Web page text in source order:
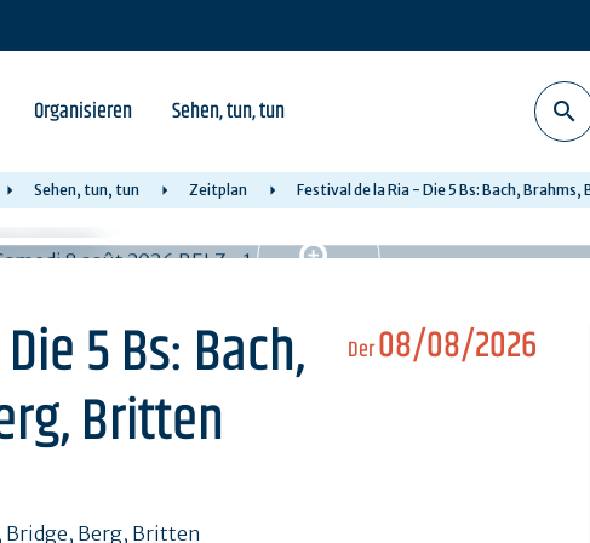
Organisieren Sehen, tun, tun
Sehen, tun, tun Zeitplan Festival de la Ria - Die 5 Bs: Bach,
Der08/08/2026
5 Bs: Bach,
Britten
Bridge, Berg, Britten